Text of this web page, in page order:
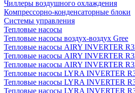
Чиллеры воздушного охлаждения
Компрессорно-конденсаторные блоки
Системы управления
Тепловые насосы
Тепловые насосы воздух-воздух Gree
Тепловые насосы AIRY INVERTER
Тепловые насосы AIRY INVERTER
Тепловые насосы AIRY INVERTER
Тепловые насосы LYRA INVERTER
Тепловые насосы LYRA INVERTER
Тепловые насосы LYRA INVERTER